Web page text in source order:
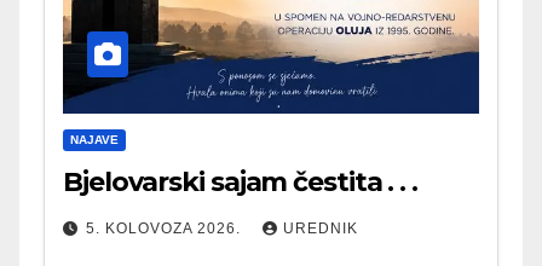
NAJAVE
Bjelovarski sajam čestita . . .
5. KOLOVOZA 2026. UREDNIK